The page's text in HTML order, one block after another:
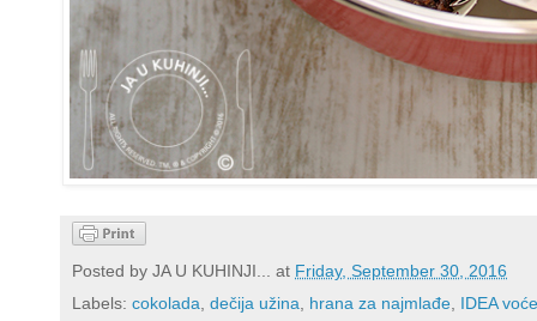
Posted by JA U KUHINJI... at Friday, September 30, 2016
Labels: cokolada, dečija užina, hrana za najmlađe, IDEA